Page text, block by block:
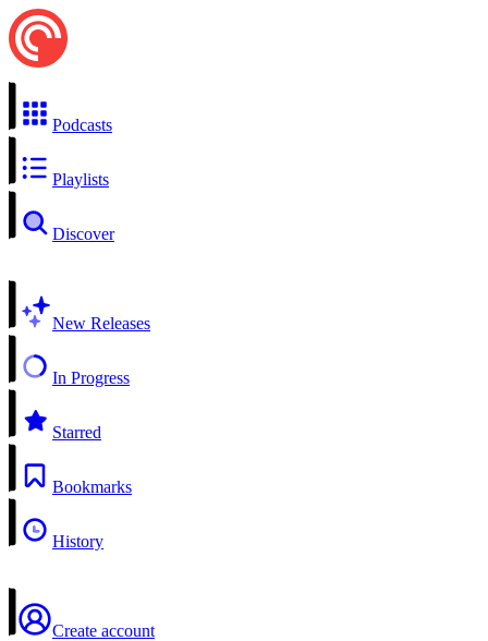
Podcasts
Playlists
Discover
New Releases
In Progress
Starred
Bookmarks
History
Create account